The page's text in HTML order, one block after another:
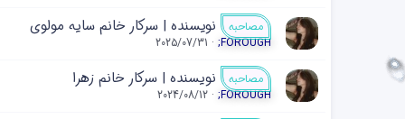
مصاحبه نويسنده | سرکار خانم سایه مولوی
;FOROUGH
2025/07/31
مصاحبه نویسنده | سرکار خانم زهرا
;FOROUGH
2024/08/12